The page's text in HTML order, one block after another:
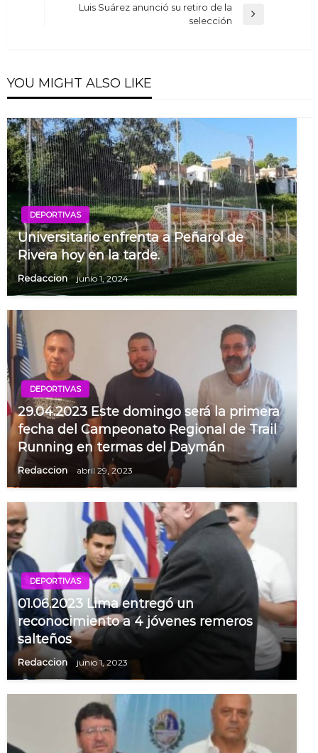
Luis Suárez anunció su retiro de la
selección
YOU MIGHT ALSO LIKE
DEPORTIVAS
Universitario enfrenta a Peñarol de
Rivera hoy en la tarde.
Redaccion junio 1, 2024
DEPORTIVAS
29.04.2023 Este domingo será la primera
fecha del Campeonato Regional de Trail
Running en termas del Daymán
Redaccion abril 29, 2023
DEPORTIVAS
01.06.2023 Lima entregó un
reconocimiento a 4 jóvenes remeros
salteños
Redaccion junio 1, 2023